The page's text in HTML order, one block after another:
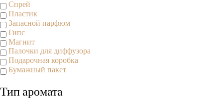
Спрей
Пластик
Запасной парфюм
Гипс
Магнит
Палочки для диффузора
Подарочная коробка
Бумажный пакет
Тип аромата